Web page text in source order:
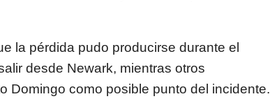
la pérdida pudo producirse durante el
desde Newark, mientras otros
Domingo como posible punto del incidente.